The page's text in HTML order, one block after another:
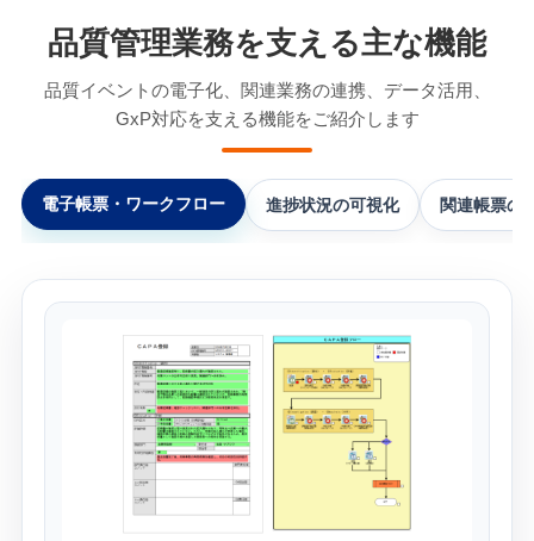
品質管理業務を支える主な機能
品質イベントの電子化、関連業務の連携、データ活用、
GxP対応を支える機能をご紹介します
電子帳票・ワークフロー 進捗状況の可視化 関連帳票の